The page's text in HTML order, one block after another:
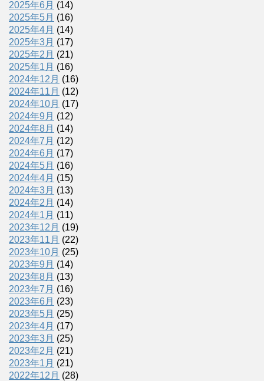
2025年6月 (14)
2025年5月 (16)
2025年4月 (14)
2025年3月 (17)
2025年2月 (21)
2025年1月 (16)
2024年12月 (16)
2024年11月 (12)
2024年10月 (17)
2024年9月 (12)
2024年8月 (14)
2024年7月 (12)
2024年6月 (17)
2024年5月 (16)
2024年4月 (15)
2024年3月 (13)
2024年2月 (14)
2024年1月 (11)
2023年12月 (19)
2023年11月 (22)
2023年10月 (25)
2023年9月 (14)
2023年8月 (13)
2023年7月 (16)
2023年6月 (23)
2023年5月 (25)
2023年4月 (17)
2023年3月 (25)
2023年2月 (21)
2023年1月 (21)
2022年12月 (28)